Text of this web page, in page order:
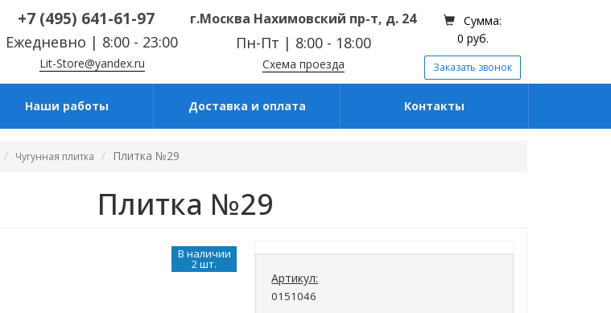
Сумма:
0 руб.
Заказать звонок
г.Москва Нахимовский пр-т, д. 24
Пн-Пт | 8:00 - 18:00
Схема проезда
+7 (495) 641-61-97
Ежедневно | 8:00 - 23:00
Lit-Store@yandex.ru
Наши работы Доставка и оплата Контакты
Чугунная плитка Плитка №29
Плитка №29
В наличии
2 шт.
Артикул:
0151046